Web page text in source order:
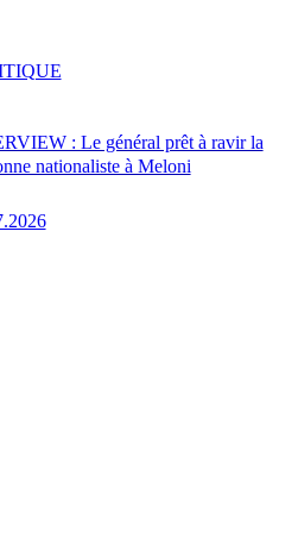
: Le général prêt à ravir la
nationaliste à Meloni